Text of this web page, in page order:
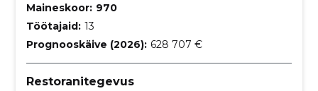
Maineskoor: 970
Töötajaid: 13
Prognooskäive (2026): 628 707 €
Restoranitegevus